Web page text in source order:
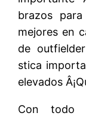
brazos
mejores en
de
stica
elevados
Con todo